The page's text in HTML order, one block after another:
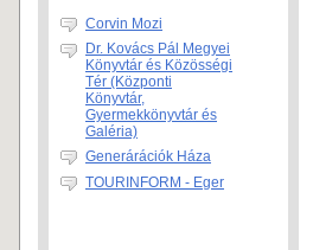
Corvin Mozi
Dr. Kovács Pál Megyei
Könyvtár és Közösségi
Tér (Központi
Könyvtár,
Gyermekkönyvtár és
Galéria)
Generárációk Háza
TOURINFORM - Eger